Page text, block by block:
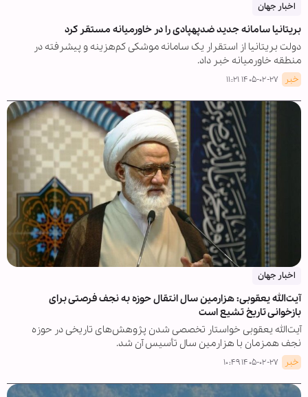
اخبار جهان
بریتانیا سامانه جدید ضدپهپادی را در خاورمیانه مستقر کرد
دولت بریتانیا از استقرار یک سامانه موشکی کم‌هزینه و پیشرفته در
منطقه خاورمیانه خبر داد.
خبر ۱۴۰۵-۰۲-۲۷ ۱۱:۲۱
اخبار جهان
آیت‌الله یعقوبی: هزارمین سال انتقال حوزه به نجف فرصتی برای
بازخوانی تاریخ تشیع است
آیت‌الله یعقوبی خواستار تخصصی شدن پژوهش‌های تاریخی در حوزه
نجف همزمان با هزارمین سال تأسیس آن شد.
خبر ۱۴۰۵-۰۲-۲۷ ۱۰:۴۹